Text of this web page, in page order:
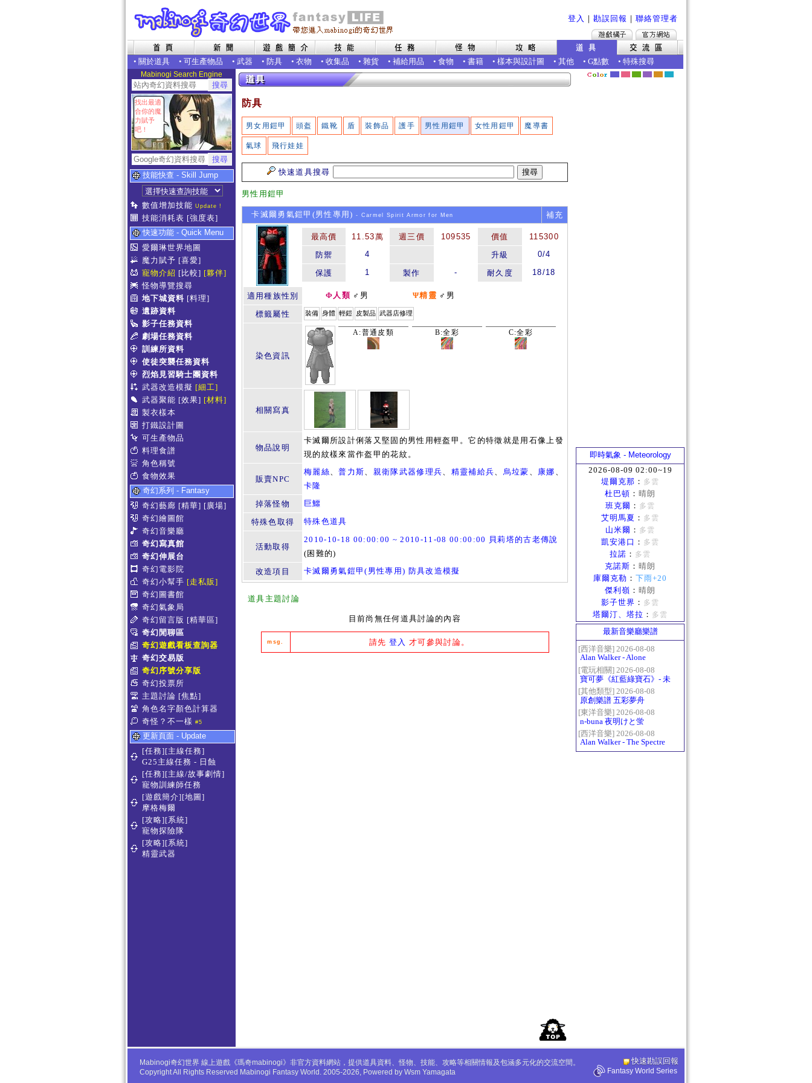
登入 ｜ 勘誤回報 ｜ 聯絡管理者
• 關於道具 • 可生產物品 • 武器 • 防具 • 衣物 • 收集品 • 雜貨 • 補給用品 • 食物 • 書籍 • 樣本與設計圖 • 其他 • G點數 • 特殊搜尋
Mabinogi Search Engine
找出最適
合你的魔
力賦予
吧！
技能快查 - Skill Jump
數值增加技能 Update !
技能消耗表 [強度表]
快速功能 - Quick Menu
愛爾琳世界地圖
魔力賦予 [喜愛]
寵物介紹 [比較] [夥伴]
怪物導覽搜尋
地下城資料 [料理]
遺跡資料
影子任務資料
劇場任務資料
訓練所資料
使徒突襲任務資料
烈焰見習騎士團資料
武器改造模擬 [細工]
武器聚能 [效果] [材料]
製衣樣本
打鐵設計圖
可生產物品
料理食譜
角色稱號
食物效果
奇幻系列 - Fantasy
奇幻藝廊 [精華] [廣場]
奇幻繪圖館
奇幻音樂廳
奇幻寫真館
奇幻伸展台
奇幻電影院
奇幻小幫手 [走私販]
奇幻圖書館
奇幻氣象局
奇幻留言版 [精華區]
奇幻閒聊區
奇幻遊戲看板查詢器
奇幻交易版
奇幻序號分享版
奇幻投票所
主題討論 [焦點]
角色名字顏色計算器
奇怪？不一樣 #5
更新頁面 - Update
[任務][主線任務]
G25主線任務 - 日蝕
[任務][主線/故事劇情]
寵物訓練師任務
[遊戲簡介][地圖]
摩格梅爾
[攻略][系統]
寵物探險隊
[攻略][系統]
精靈武器
防具
男女用鎧甲 頭盔 鐵靴 盾 裝飾品 護手 男性用鎧甲 女性用鎧甲 魔導書
氣球 飛行娃娃
快速道具搜尋
男性用鎧甲
卡滅爾勇氣鎧甲(男性專用) - Carmel Spirit Armor for Men 補充
最高價 11.53萬 週三價 109535 價值
115300
防禦
4 升級 0/4
保護 1 製作 - 耐久度 18/18
適用種族性別 Φ人類 ♂男 Ψ精靈 ♂男
標籤屬性 裝備 身體 輕鎧 皮製品 武器店修理
染色資訊
A:普通皮類 B:全彩 C:全彩
相關寫真
物品說明
卡滅爾所設計俐落又堅固的男性用輕盔甲。它的特徵就是用石像上發
現的紋樣來當作盔甲的花紋。
販賣NPC
梅麗絲、普力斯、 親衛隊武器修理兵、 精靈補給兵、 烏垃蒙 、 康娜 、
卡隆
掉落怪物
巨鱷
特殊色取得 特殊色道具
活動取得
2010-10-18 00:00:00 ~ 2010-11-08 00:00:00 貝莉塔的古老傳說
(困難的)
改造項目
卡滅爾勇氣鎧甲(男性專用) 防具改造模擬
道具主題討論
目前尚無任何道具討論的內容
msg. 請先 登入 才可參與討論。
即時氣象 - Meteorology
2026-08-09 02:00~19
堤爾克那 ： 多雲
杜巴頓 ： 晴朗
班克爾 ： 多雲
艾明馬夏 ： 多雲
山米爾 ： 多雲
凱安港口 ： 多雲
拉諾 ： 多雲
克諾斯 ： 晴朗
庫爾克勒 ： 下雨+20
傑利嶺 ： 晴朗
影子世界 ： 多雲
塔爾汀、塔拉 ： 多雲
最新音樂廳樂譜
[西洋音樂] 2026-08-08
Alan Walker - Alone
[電玩相關] 2026-08-08
寶可夢《紅藍綠寶石》- 未
白鎮BGM (Littleroot Town)
[其他類型] 2026-08-08
原創樂譜 五彩夢舟
[東洋音樂] 2026-08-08
n-buna 夜明けと蛍
[西洋音樂] 2026-08-08
Alan Walker - The Spectre
Mabinogi奇幻世界 線上遊戲《瑪奇mabinogi》非官方資料網站，提供道具資料、怪物、技能、攻略等相關情報及包涵多元化的交流空間。
Copyright All Rights Reserved Mabinogi Fantasy World. 2005-2026, Powered by Wsm Yamagata
快速勘誤回報
Fantasy World Series